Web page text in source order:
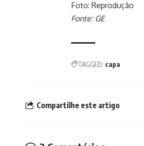
Foto: Reprodução
Fonte: GE
TAGGED: capa
Compartilhe este artigo